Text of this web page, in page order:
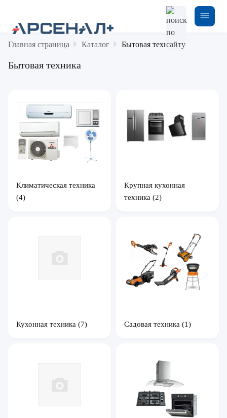
Главная страница Каталог Бытовая техника
Бытовая техника
Климатическая техника
(4)
Крупная кухонная
техника (2)
Кухонная техника (7) Садовая техника (1)